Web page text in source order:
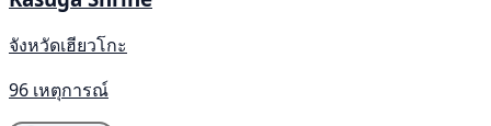
จังหวัดเฮียวโกะ
96 เหตุการณ์